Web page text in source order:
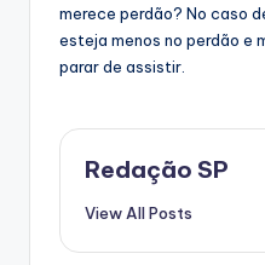
merece perdão? No caso
esteja menos no perdão e
parar de assistir.
Redação SP
View All Posts